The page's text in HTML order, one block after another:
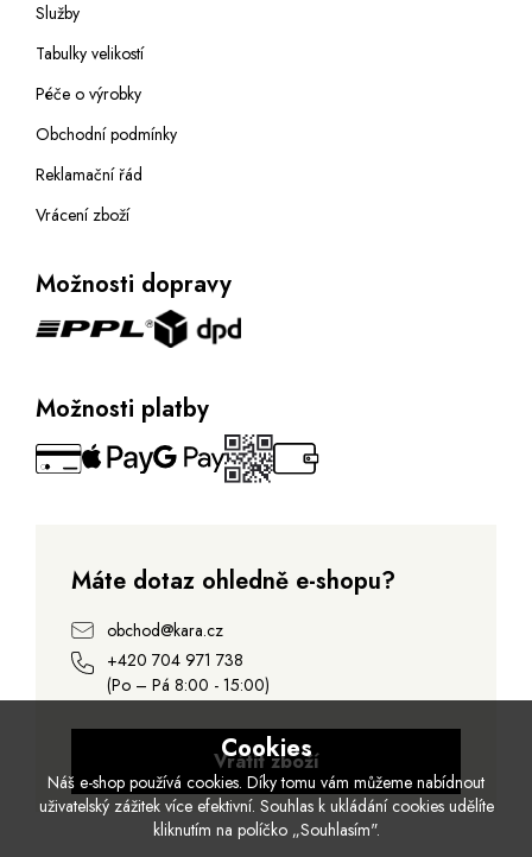
Služby
Tabulky velikostí
Péče o výrobky
Obchodní podmínky
Reklamační řád
Vrácení zboží
Možnosti dopravy
Možnosti platby
Máte dotaz ohledně e-shopu?
obchod@kara.cz
+420 704 971 738
(Po – Pá 8:00 - 15:00)
Vrátit zboží
Cookies
Náš e-shop používá cookies. Díky tomu vám můžeme nabídnout
uživatelský zážitek více efektivní. Souhlas k ukládání cookies udělíte
kliknutím na políčko „Souhlasím".